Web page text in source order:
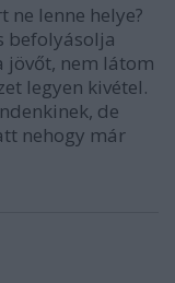
ne lenne helye?
befolyásolja
jövőt, nem látom
legyen kivétel.
de
nehogy már